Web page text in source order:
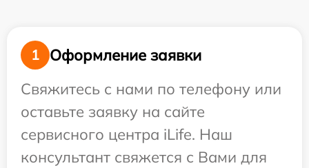
1
Оформление заявки
Свяжитесь с нами по телефону или
оставьте заявку на сайте
сервисного центра iLife. Наш
консультант свяжется с Вами для